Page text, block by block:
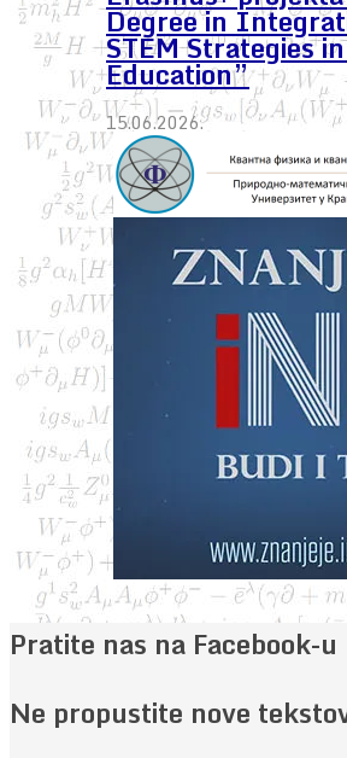
Degree in
STEM Strategies
Education”
15.06.2026.
Pratite nas na Facebook-u
Ne propustite nove